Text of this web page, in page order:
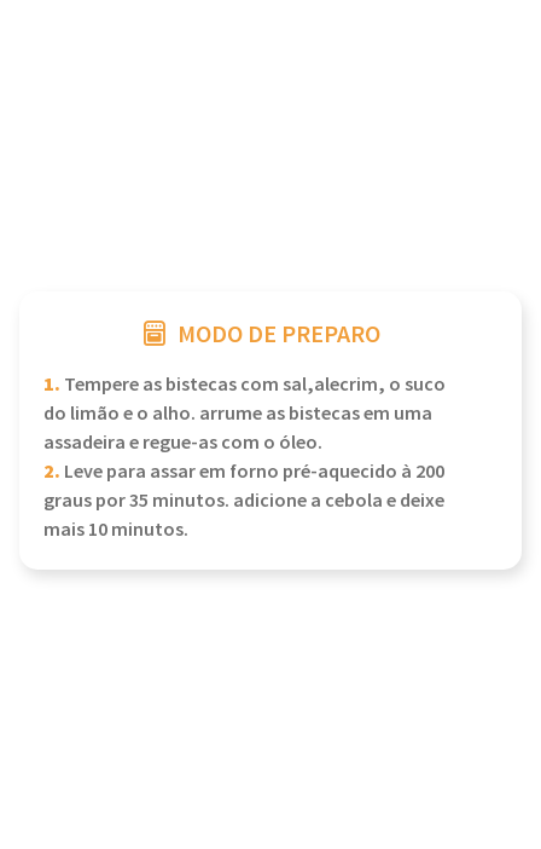
MODO DE PREPARO
1. Tempere as bistecas com sal,alecrim, o suco
do limão e o alho. arrume as bistecas em uma
assadeira e regue-as com o óleo.
2. Leve para assar em forno pré-aquecido à 200
graus por 35 minutos. adicione a cebola e deixe
mais 10 minutos.